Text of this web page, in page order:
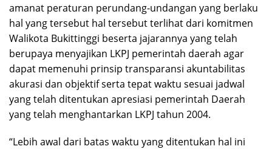
amanat peraturan perundang-undangan yang berlaku
hal yang tersebut hal tersebut terlihat dari komitmen
Walikota Bukittinggi beserta jajarannya yang telah
berupaya menyajikan LKPJ pemerintah daerah agar
dapat memenuhi prinsip transparansi akuntabilitas
akurasi dan objektif serta tepat waktu sesuai jadwal
yang telah ditentukan apresiasi pemerintah Daerah
yang telah menghantarkan LKPJ tahun 2004.
“Lebih awal dari batas waktu yang ditentukan hal ini